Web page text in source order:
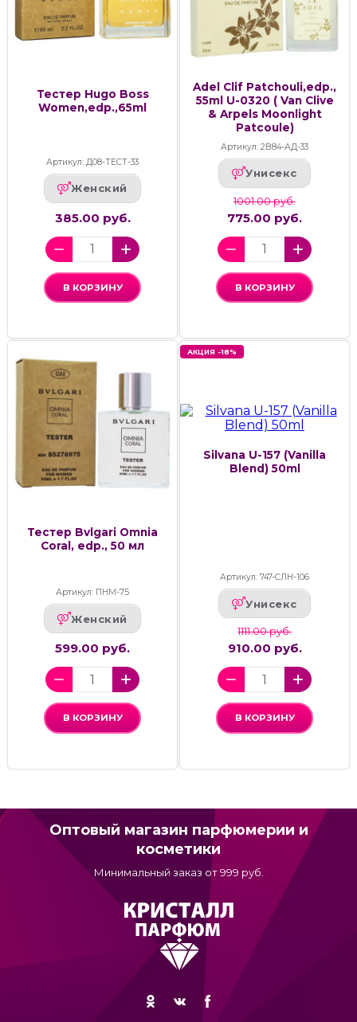
Тестер Hugo Boss
Women,edp.,65ml
Артикул: Д08-ТЕСТ-33
Женский
385.00 руб.
В КОРЗИНУ
Adel Clif Patchouli,edp.,
55ml U-0320 ( Van Clive
& Arpels Moonlight
Patcoule)
Артикул: 2В84-АД-33
Унисекс
1001.00 руб.
775.00 руб.
В КОРЗИНУ
Тестер Bvlgari Omnia
Coral, edp., 50 мл
Артикул: ПНМ-75
Женский
599.00 руб.
В КОРЗИНУ
АКЦИЯ -18%
Silvana U-157 (Vanilla
Blend) 50ml
Артикул: 747-СЛН-106
Унисекс
1111.00 руб.
910.00 руб.
В КОРЗИНУ
Оптовый магазин парфюмерии и
косметики
Минимальный заказ от 999 руб.